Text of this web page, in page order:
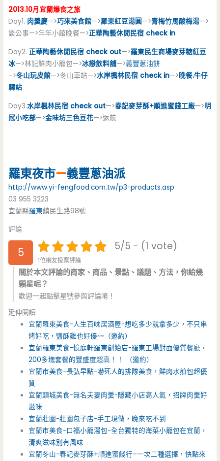
2013.10月宜蘭爆食之旅
Day1. 肉羹慶—>巧來美食館—>羅東紅豆湯圓—>青梅竹馬酸梅湯—>
談公事—>年年小館晚餐—>正華陶藝休閒民宿 check in
Day2.正華陶藝休閒民宿 check out—>羅東民生商場麥芽糖紅豆
冰—>林記鮮肉小籠包—>冰戀飲料舖—>義豐蔥油餅
–>冬山玩皮館—>冬山車站—>水岸楓林民宿 check in—>晚餐.牛仔
驛站
Day3.水岸楓林民宿 check out—>春記麥芽酥+順進蜜餞工廠—>明
冠小吃部—>金味坊三色豆花—>返航
羅東夜市—義豐蔥油派
http://www.yi-fengfood.com.tw/p3-products.asp
03 955 3223
宜蘭縣羅東鎮民生路98號
評論
5 5/5 - (1 vote)
1位網友投票評論
關於本文評論的商家、商品、景點、議題、方法，你給幾
顆星呢？
歡迎一起點擊星號參與評論唷！
延伸閱讀
宜蘭羅東美食-人生百味居酒屋-想吃多少就拿多少，不只串
烤好吃，鹽酥雞也好優~~（邀約）
宜蘭羅東美食-憶庭軒羅東創始店-羅東工場對面優質餐廳，
200多塊套餐的豐盛度超高！！ （邀約）
宜蘭市美食-長弘早點-嚇死人的排隊美食，鮮肉水煎包超優
質
宜蘭頭城美食-無名夫妻肉羹-隱藏小店高人氣，招牌肉羹好
滋味
宜蘭壯圍-壯圍包子店-手工現做，晚來吃不到
宜蘭市美食-口福小籠湯包-全台獨特的海菜小籠包在宜蘭，
清爽滋味別有風味
宜蘭冬山-春記麥芽酥+順進蜜餞行–一次二種選擇，快點來